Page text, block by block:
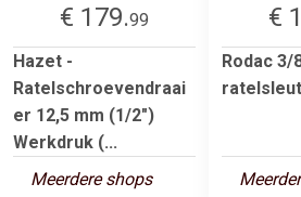
€ 179.99
Hazet -
Ratelschroevendraai
er 12,5 mm (1/2")
Werkdruk (...
Meerdere shops
€
Rodac 3/